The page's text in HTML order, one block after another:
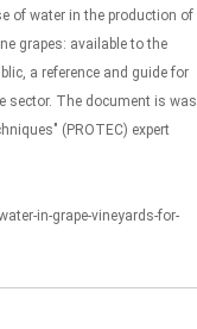
of water in the production of
grapes: available to the
a reference and guide for
sector. The document is was
(PROTEC) expert
in-grape-vineyards-for-